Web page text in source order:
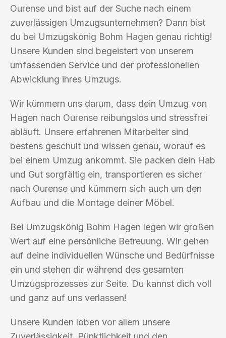
Ourense und bist auf der Suche nach einem
zuverlässigen Umzugsunternehmen? Dann bist
du bei Umzugskönig Bohm Hagen genau richtig!
Unsere Kunden sind begeistert von unserem
umfassenden Service und der professionellen
Abwicklung ihres Umzugs.
Wir kümmern uns darum, dass dein Umzug von
Hagen nach Ourense reibungslos und stressfrei
abläuft. Unsere erfahrenen Mitarbeiter sind
bestens geschult und wissen genau, worauf es
bei einem Umzug ankommt. Sie packen dein Hab
und Gut sorgfältig ein, transportieren es sicher
nach Ourense und kümmern sich auch um den
Aufbau und die Montage deiner Möbel.
Bei Umzugskönig Bohm Hagen legen wir großen
Wert auf eine persönliche Betreuung. Wir gehen
auf deine individuellen Wünsche und Bedürfnisse
ein und stehen dir während des gesamten
Umzugsprozesses zur Seite. Du kannst dich voll
und ganz auf uns verlassen!
Unsere Kunden loben vor allem unsere